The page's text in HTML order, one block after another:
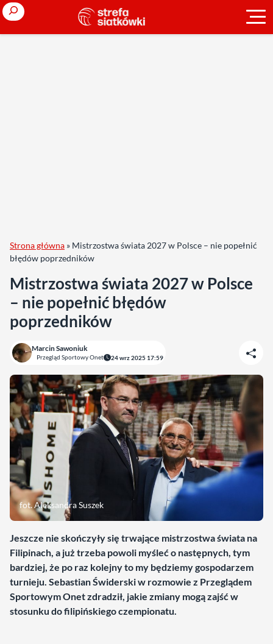
Search
Strona główna » Mistrzostwa świata 2027 w Polsce – nie popełnić
błędów poprzedników
Mistrzostwa świata 2027 w Polsce
– nie popełnić błędów
poprzedników
Marcin Sawoniuk
Przegląd Sportowy Onet 24 wrz 2025 17:59
fot. Aleksandra Suszek
Jeszcze nie skończyły się trwające mistrzostwa świata na
Filipinach, a już trzeba powoli myśleć o następnych, tym
bardziej, że po raz kolejny to my będziemy gospodarzem
turnieju. Sebastian Świderski w rozmowie z Przeglądem
Sportowym Onet zdradził, jakie zmiany mogą zajść w
stosunku do filipińskiego czempionatu.